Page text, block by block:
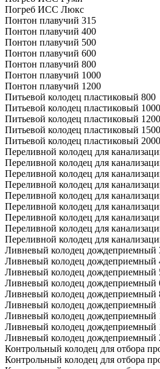
Погреб ИСС Люкс
Понтон плавучий 315
Понтон плавучий 400
Понтон плавучий 500
Понтон плавучий 600
Понтон плавучий 800
Понтон плавучий 1000
Понтон плавучий 1200
Питьевой колодец пластиковый 800
Питьевой колодец пластиковый 1000
Питьевой колодец пластиковый 1200
Питьевой колодец пластиковый 1500
Питьевой колодец пластиковый 2000
Переливной колодец для
Переливной колодец для
Переливной колодец для
Переливной колодец для
Переливной колодец для
Переливной колодец для
Переливной колодец для
Переливной колодец для
Переливной колодец для
Ливневый колодец дождеприемный
Ливневый колодец дождеприемный
Ливневый колодец дождеприемный
Ливневый колодец дождеприемный
Ливневый колодец дождеприемный
Ливневый колодец дождеприемный
Ливневый колодец дождеприемный
Ливневый колодец дождеприемный
Ливневый колодец дождеприемный
Контрольный колодец для отбора
Контрольный колодец для отбора